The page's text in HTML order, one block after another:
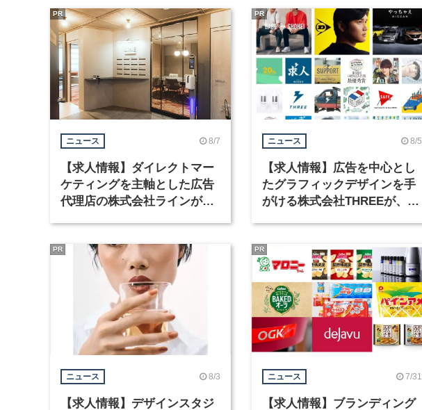
ニュース 8/7
【求人情報】ダイレクトマー
ケティングを主軸とした広告
代理店の株式会社ラインが、
PR
ニュース 8/5
【求人情報】広告を中心とし
たグラフィックデザインを手
がける株式会社THREEが、グ
PR
ニュース 8/3
【求人情報】デザインスタジ
PR
ニュース 7/31
【求人情報】ブランディング
PR